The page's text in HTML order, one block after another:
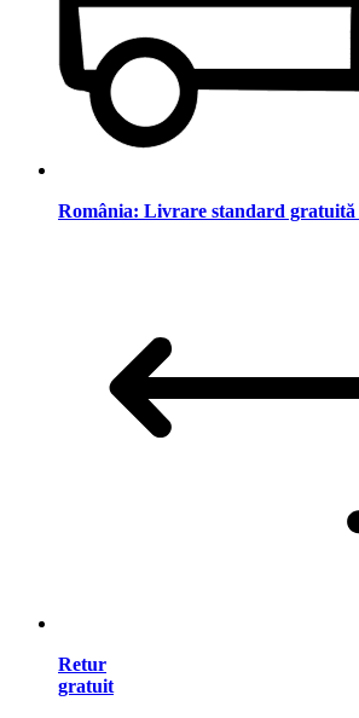
România: Livrare standard gratuită
Retur
gratuit